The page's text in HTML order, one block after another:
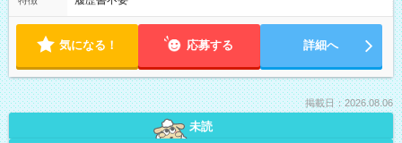
気になる！ 応募する 詳細へ
掲載日：2026.08.06
未読